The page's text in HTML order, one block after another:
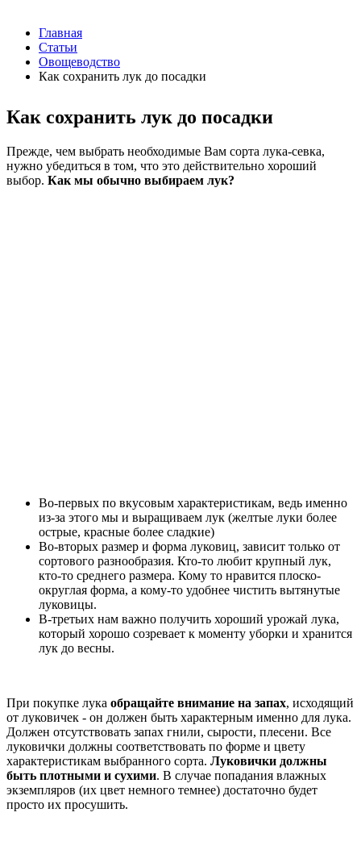
Главная
Статьи
Овощеводство
Как сохранить лук до посадки
Как сохранить лук до посадки
Прежде, чем выбрать необходимые Вам сорта лука-севка,
нужно убедиться в том, что это действительно хороший
выбор. Как мы обычно выбираем лук?
Во-первых по вкусовым характеристикам, ведь именно
из-за этого мы и выращиваем лук (желтые луки более
острые, красные более сладкие)
Во-вторых размер и форма луковиц, зависит только от
сортового разнообразия. Кто-то любит крупный лук,
кто-то среднего размера. Кому то нравится плоско-
округлая форма, а кому-то удобнее чистить вытянутые
луковицы.
В-третьих нам важно получить хороший урожай лука,
который хорошо созревает к моменту уборки и хранится
лук до весны.
При покупке лука обращайте внимание на запах, исходящий
от луковичек - он должен быть характерным именно для лука.
Должен отсутствовать запах гнили, сырости, плесени. Все
луковички должны соответствовать по форме и цвету
характеристикам выбранного сорта. Луковички должны
быть плотными и сухими. В случае попадания влажных
экземпляров (их цвет немного темнее) достаточно будет
просто их просушить.